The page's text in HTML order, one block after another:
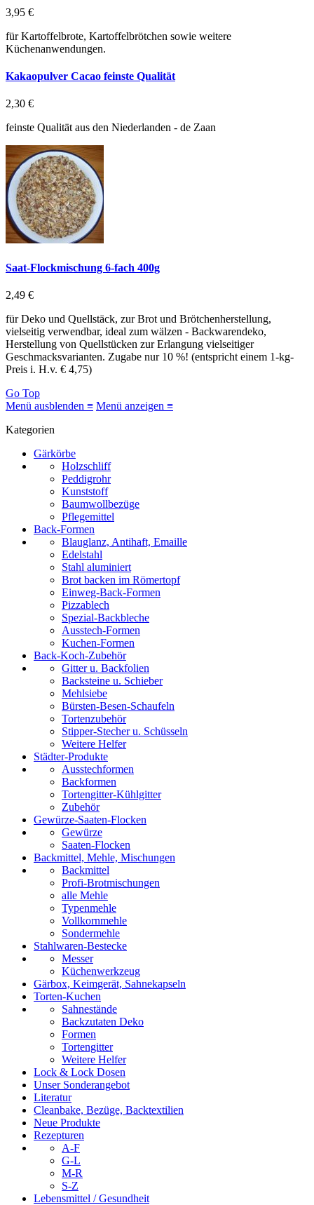
3,95 €
für Kartoffelbrote, Kartoffelbrötchen sowie weitere
Küchenanwendungen.
Kakaopulver Cacao feinste Qualität
2,30 €
feinste Qualität aus den Niederlanden - de Zaan
Saat-Flockmischung 6-fach 400g
2,49 €
für Deko und Quellstäck, zur Brot und Brötchenherstellung,
vielseitig verwendbar, ideal zum wälzen - Backwarendeko,
Herstellung von Quellstücken zur Erlangung vielseitiger
Geschmacksvarianten. Zugabe nur 10 %! (entspricht einem 1-kg-
Preis i. H.v. € 4,75)
Go Top
Menü ausblenden ≡ Menü anzeigen ≡
Kategorien
Gärkörbe
Holzschliff
Peddigrohr
Kunststoff
Baumwollbezüge
Pflegemittel
Back-Formen
Blauglanz, Antihaft, Emaille
Edelstahl
Stahl aluminiert
Brot backen im Römertopf
Einweg-Back-Formen
Pizzablech
Spezial-Backbleche
Ausstech-Formen
Kuchen-Formen
Back-Koch-Zubehör
Gitter u. Backfolien
Backsteine u. Schieber
Mehlsiebe
Bürsten-Besen-Schaufeln
Tortenzubehör
Stipper-Stecher u. Schüsseln
Weitere Helfer
Städter-Produkte
Ausstechformen
Backformen
Tortengitter-Kühlgitter
Zubehör
Gewürze-Saaten-Flocken
Gewürze
Saaten-Flocken
Backmittel, Mehle, Mischungen
Backmittel
Profi-Brotmischungen
alle Mehle
Typenmehle
Vollkornmehle
Sondermehle
Stahlwaren-Bestecke
Messer
Küchenwerkzeug
Gärbox, Keimgerät, Sahnekapseln
Torten-Kuchen
Sahnestände
Backzutaten Deko
Formen
Tortengitter
Weitere Helfer
Lock & Lock Dosen
Unser Sonderangebot
Literatur
Cleanbake, Bezüge, Backtextilien
Neue Produkte
Rezepturen
A-F
G-L
M-R
S-Z
Lebensmittel / Gesundheit